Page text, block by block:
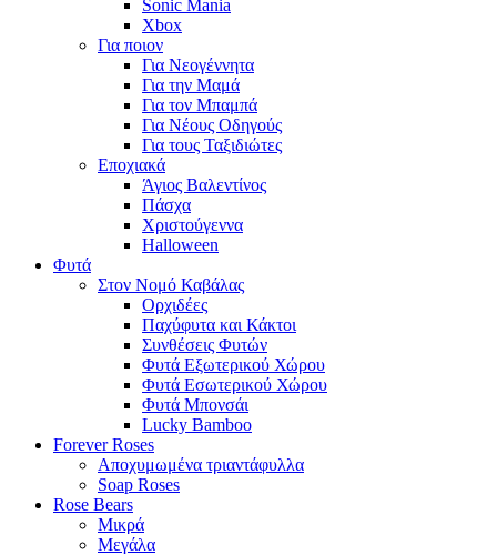
Sonic Mania
Xbox
Για ποιον
Για Νεογέννητα
Για την Μαμά
Για τον Μπαμπά
Για Νέους Οδηγούς
Για τους Ταξιδιώτες
Εποχιακά
Άγιος Βαλεντίνος
Πάσχα
Χριστούγεννα
Halloween
Φυτά
Στον Νομό Καβάλας
Ορχιδέες
Παχύφυτα και Κάκτοι
Συνθέσεις Φυτών
Φυτά Εξωτερικού Χώρου
Φυτά Εσωτερικού Χώρου
Φυτά Μπονσάι
Lucky Bamboo
Forever Roses
Αποχυμωμένα τριαντάφυλλα
Soap Roses
Rose Βears
Μικρά
Μεγάλα